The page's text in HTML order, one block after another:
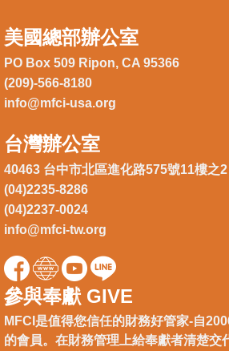
美國總部辦公室
PO Box 509 Ripon, CA 95366
(209)-566-8180
info@mfci-usa.org
台灣辦公室
40463 台中市北區進化路575號11樓之2
(04)2235-8286
(04)2237-0024
info@mfci-tw.org
參與奉獻 GIVE
MFCI是值得您信任的財務好管家-自
的會員。在財務管理上給奉獻者清楚交